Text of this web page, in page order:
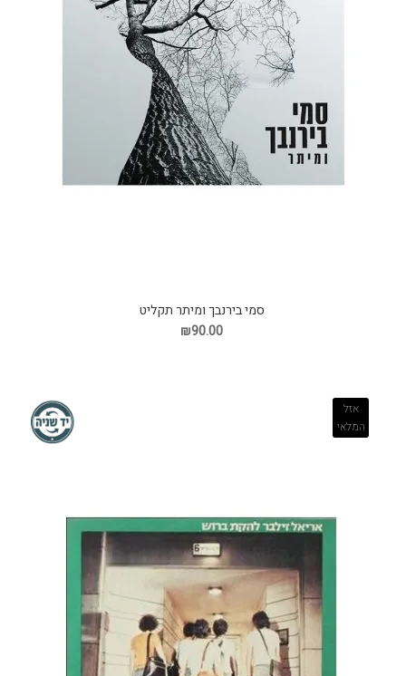
סמי בירנבך ומיתר תקליט
₪90.00
אזל
המלאי